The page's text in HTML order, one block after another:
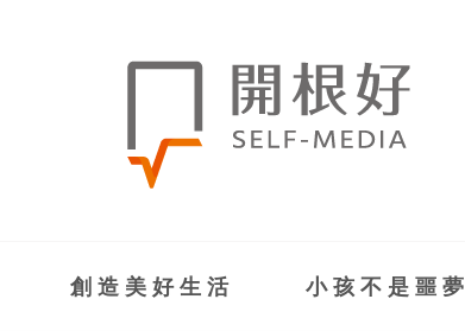
創造美好生活 小孩不是噩夢